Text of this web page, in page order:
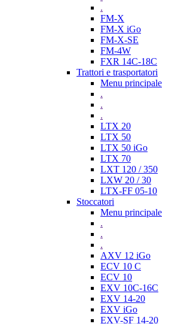
.
FM-X
FM-X iGo
FM-X-SE
FM-4W
FXR 14C-18C
Trattori e trasportatori
Menu principale
.
.
.
LTX 20
LTX 50
LTX 50 iGo
LTX 70
LXT 120 / 350
LXW 20 / 30
LTX-FF 05-10
Stoccatori
Menu principale
.
.
.
AXV 12 iGo
ECV 10 C
ECV 10
EXV 10C-16C
EXV 14-20
EXV iGo
EXV-SF 14-20